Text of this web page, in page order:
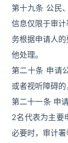
第十九条 公民
信息仅限于审
务根据申请人
他处理。
第二十条 申请
或者视听障碍的
第二十一条 申
2名代表为主要
必要时，审计署